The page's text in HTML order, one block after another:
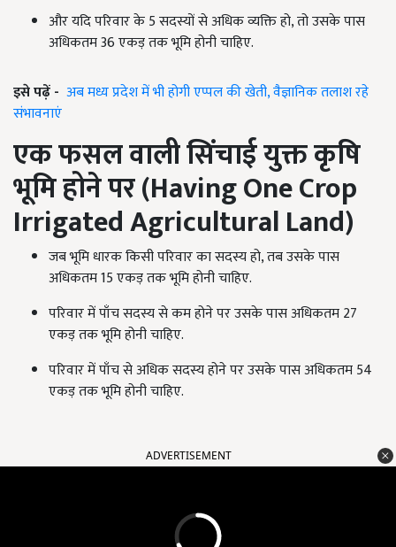
और यदि परिवार के 5 सदस्यों से अधिक व्यक्ति हो, तो उसके पास
अधिकतम 36 एकड़ तक भूमि होनी चाहिए.
इसे पढ़ें - अब मध्य प्रदेश में भी होगी एप्पल की खेती, वैज्ञानिक तलाश रहे
संभावनाएं
एक फसल वाली सिंचाई युक्त कृषि
भूमि होने पर (Having One Crop
Irrigated Agricultural Land)
जब भूमि धारक किसी परिवार का सदस्य हो, तब उसके पास
अधिकतम 15 एकड़ तक भूमि होनी चाहिए.
परिवार में पाँच सदस्य से कम होने पर उसके पास अधिकतम 27
एकड़ तक भूमि होनी चाहिए.
परिवार में पाँच से अधिक सदस्य होने पर उसके पास अधिकतम 54
एकड़ तक भूमि होनी चाहिए.
ADVERTISEMENT